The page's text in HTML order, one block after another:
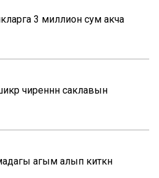
3 миллион сум акча
чиреннән саклавын
агым алып киткән